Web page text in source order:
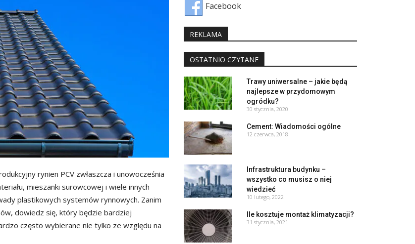
rynien PCV zwłaszcza i unowocześnia
mieszanki surowcowej i wiele innych
plastikowych systemów rynnowych. Zanim
dowiedz się, który będzie bardziej
często wybierane nie tylko ze względu na
Facebook
REKLAMA
OSTATNIO CZYTANE
Trawy uniwersalne – jakie będą
najlepsze w przydomowym
ogródku?
30 stycznia, 2020
Cement: Wiadomości ogólne
12 czerwca, 2018
Infrastruktura budynku –
wszystko co musisz o niej
wiedzieć
10 lutego, 2022
Ile kosztuje montaż klimatyzacji?
31 stycznia, 2021